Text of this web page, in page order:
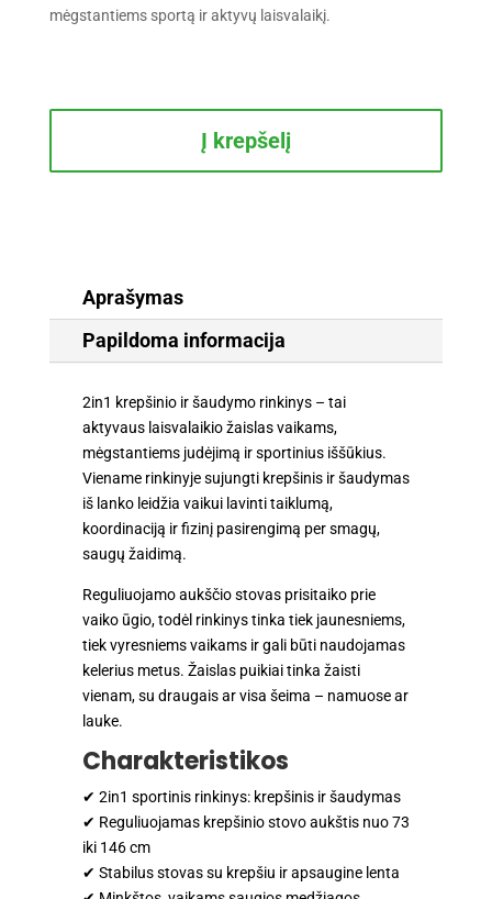
mėgstantiems sportą ir aktyvų laisvalaikį.
kiekis:
reguliuojamo
aukščio
stovu
Į krepšelį
Aprašymas
Papildoma informacija
2in1 krepšinio ir šaudymo rinkinys – tai
aktyvaus laisvalaikio žaislas vaikams,
mėgstantiems judėjimą ir sportinius iššūkius.
Viename rinkinyje sujungti krepšinis ir šaudymas
iš lanko leidžia vaikui lavinti taiklumą,
koordinaciją ir fizinį pasirengimą per smagų,
saugų žaidimą.
Reguliuojamo aukščio stovas prisitaiko prie
vaiko ūgio, todėl rinkinys tinka tiek jaunesniems,
tiek vyresniems vaikams ir gali būti naudojamas
kelerius metus. Žaislas puikiai tinka žaisti
vienam, su draugais ar visa šeima – namuose ar
lauke.
Charakteristikos
✔ 2in1 sportinis rinkinys: krepšinis ir šaudymas
✔ Reguliuojamas krepšinio stovo aukštis nuo 73
iki 146 cm
✔ Stabilus stovas su krepšiu ir apsaugine lenta